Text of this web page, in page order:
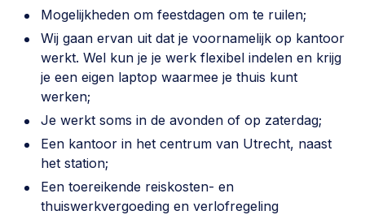
Mogelijkheden om feestdagen om te ruilen;
Wij gaan ervan uit dat je voornamelijk op kantoor
werkt. Wel kun je je werk flexibel indelen en krijg
je een eigen laptop waarmee je thuis kunt
werken;
Je werkt soms in de avonden of op zaterdag;
Een kantoor in het centrum van Utrecht, naast
het station;
Een toereikende reiskosten- en
thuiswerkvergoeding en verlofregeling